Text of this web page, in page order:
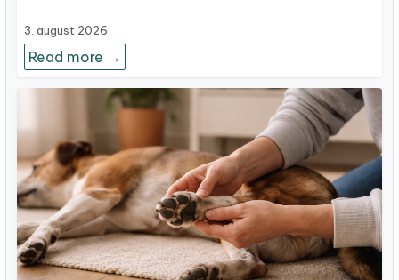
3. august 2026
Read more →